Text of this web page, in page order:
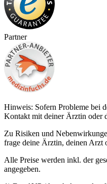
Partner
Hinweis: Sofern Probleme bei
Kontakt mit deiner Ärztin oder
Zu Risiken und
frage deine Ärztin, deinen Arzt
Alle Preise werden inkl. der
angegeben.